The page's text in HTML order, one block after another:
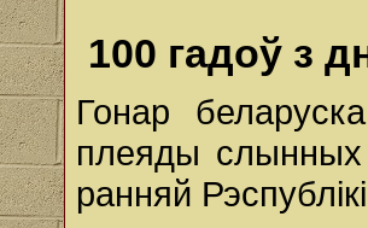
100 гадоў з
Гонар
плеяды слынных
ранняй